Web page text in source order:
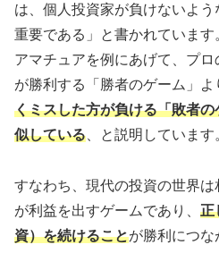
は、個人投資家が負けないよう
重要である」と書かれていま
アマチュアを例にあげて、プ
が勝利する「勝者のゲーム」よ
くミスした方が負ける「敗者
似している 、と説明しています
すなわち、現代の投資の世界
が利益を出すゲームであり、 正
資）を続けることが勝利につな